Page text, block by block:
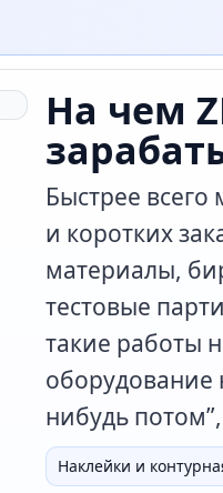
На чем
Быстрее
и коротких
материалы,
тестовые
такие работы
оборудование
нибудь
Наклейки и